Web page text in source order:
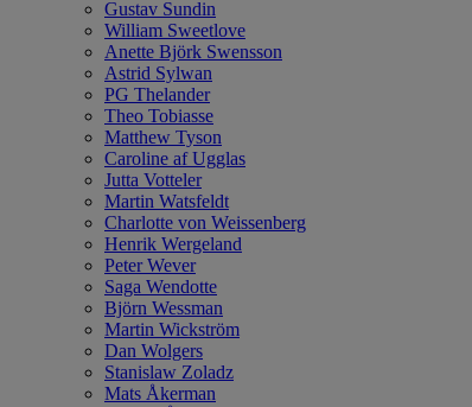
Gustav Sundin
William Sweetlove
Anette Björk Swensson
Astrid Sylwan
PG Thelander
Theo Tobiasse
Matthew Tyson
Caroline af Ugglas
Jutta Votteler
Martin Watsfeldt
Charlotte von Weissenberg
Henrik Wergeland
Peter Wever
Saga Wendotte
Björn Wessman
Martin Wickström
Dan Wolgers
Stanislaw Zoladz
Mats Åkerman